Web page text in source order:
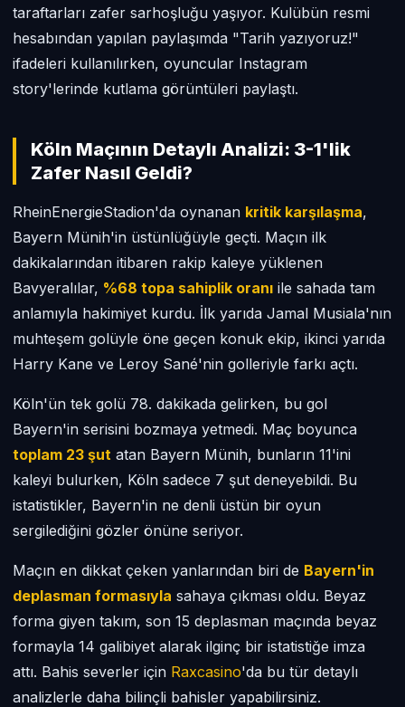
taraftarları zafer sarhoşluğu yaşıyor. Kulübün resmi
hesabından yapılan paylaşımda "Tarih yazıyoruz!"
ifadeleri kullanılırken, oyuncular Instagram
story'lerinde kutlama görüntüleri paylaştı.
Köln Maçının Detaylı Analizi: 3-1'lik
Zafer Nasıl Geldi?
RheinEnergieStadion'da oynanan kritik karşılaşma,
Bayern Münih'in üstünlüğüyle geçti. Maçın ilk
dakikalarından itibaren rakip kaleye yüklenen
Bavyeralılar, %68 topa sahiplik oranı ile sahada tam
anlamıyla hakimiyet kurdu. İlk yarıda Jamal Musiala'nın
muhteşem golüyle öne geçen konuk ekip, ikinci yarıda
Harry Kane ve Leroy Sané'nin golleriyle farkı açtı.
Köln'ün tek golü 78. dakikada gelirken, bu gol
Bayern'in serisini bozmaya yetmedi. Maç boyunca
toplam 23 şut atan Bayern Münih, bunların 11'ini
kaleyi bulurken, Köln sadece 7 şut deneyebildi. Bu
istatistikler, Bayern'in ne denli üstün bir oyun
sergilediğini gözler önüne seriyor.
Maçın en dikkat çeken yanlarından biri de Bayern'in
deplasman formasıyla sahaya çıkması oldu. Beyaz
forma giyen takım, son 15 deplasman maçında beyaz
formayla 14 galibiyet alarak ilginç bir istatistiğe imza
attı. Bahis severler için Raxcasino'da bu tür detaylı
analizlerle daha bilinçli bahisler yapabilirsiniz.